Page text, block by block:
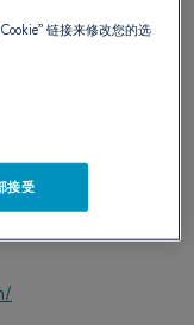
链接来修改您的选
接受